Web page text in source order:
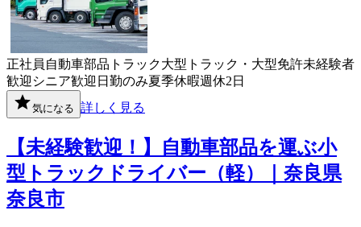
正社員 自動車部品 トラック大型トラック・大型免許未経験者
歓迎 シニア歓迎 日勤のみ夏季休暇週休2日
気になる 詳しく見る
【未経験歓迎！】自動車部品を運ぶ小
型トラックドライバー（軽）｜奈良県
奈良市